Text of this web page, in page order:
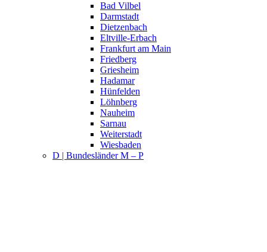
Bad Vilbel
Darmstadt
Dietzenbach
Eltville-Erbach
Frankfurt am Main
Friedberg
Griesheim
Hadamar
Hünfelden
Löhnberg
Nauheim
Sarnau
Weiterstadt
Wiesbaden
D | Bundesländer M – P